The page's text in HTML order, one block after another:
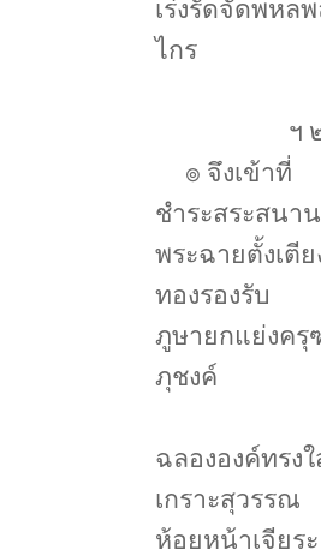
เร่งรัดจัดพหล
ไกร
ฯ
๏ จึงเข้าที่
ชำระสระสนาน
พระฉายตั้งเตีย
ทองรองรับ
ภูษายกแย่งครุ
ภุชงค์
ฉลององค์ทรงใ
เกราะสุวรรณ
ห้อยหน้าเจียระ